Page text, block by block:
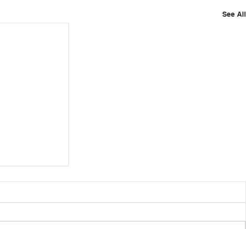
See All